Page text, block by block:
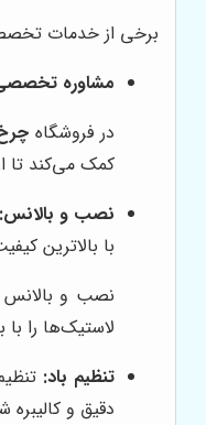
برخی از خدمات
مشاوره
در فروشگاه
کمک می‌کند تا
نصب و بالانس:
با بالاترین
نصب و بالانس
لاستیک‌ها را
تنظیم باد:
دقیق و